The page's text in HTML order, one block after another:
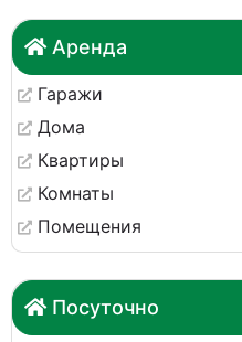
Аренда
Гаражи
Дома
Квартиры
Комнаты
Помещения
Посуточно